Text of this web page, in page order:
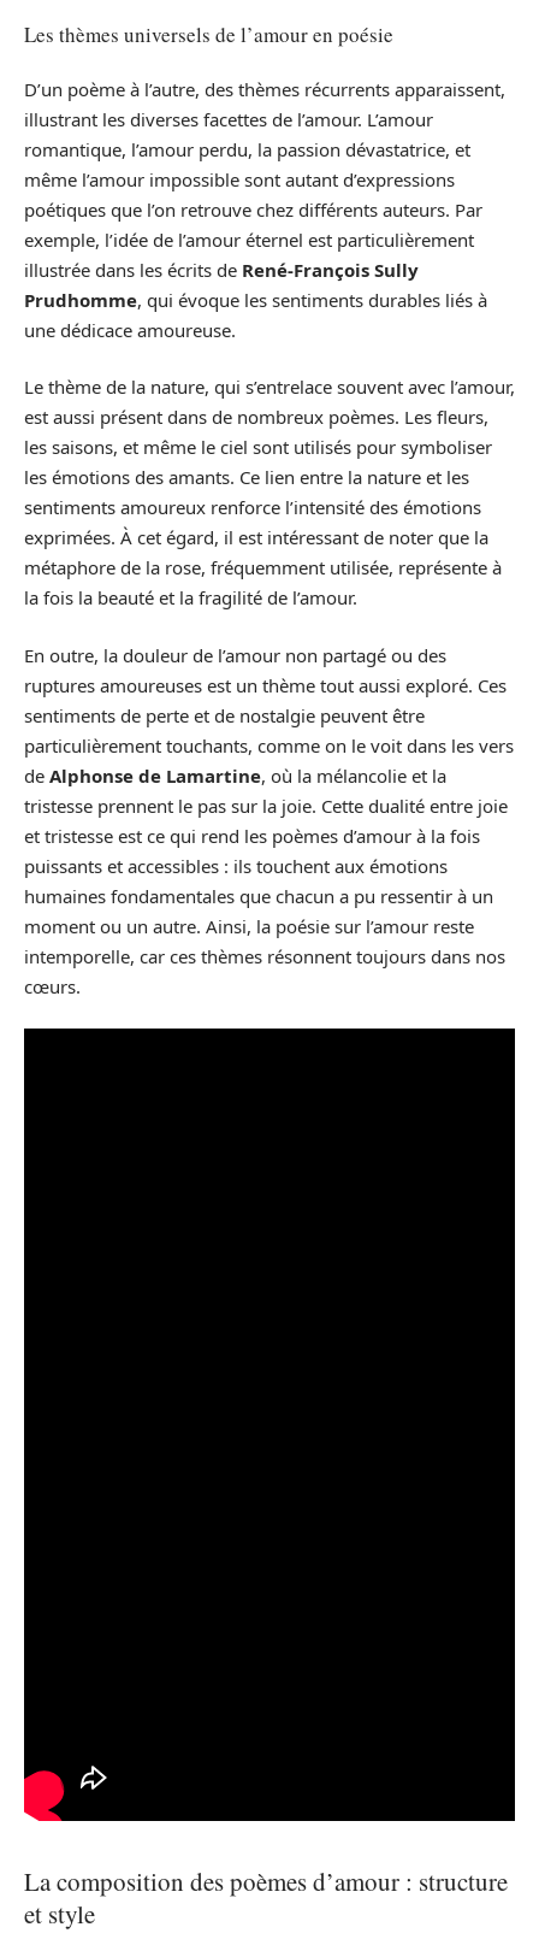
Les thèmes universels de l’amour en poésie
D’un poème à l’autre, des thèmes récurrents apparaissent,
illustrant les diverses facettes de l’amour. L’amour
romantique, l’amour perdu, la passion dévastatrice, et
même l’amour impossible sont autant d’expressions
poétiques que l’on retrouve chez différents auteurs. Par
exemple, l’idée de l’amour éternel est particulièrement
illustrée dans les écrits de René-François Sully
Prudhomme, qui évoque les sentiments durables liés à
une dédicace amoureuse.
Le thème de la nature, qui s’entrelace souvent avec l’amour,
est aussi présent dans de nombreux poèmes. Les fleurs,
les saisons, et même le ciel sont utilisés pour symboliser
les émotions des amants. Ce lien entre la nature et les
sentiments amoureux renforce l’intensité des émotions
exprimées. À cet égard, il est intéressant de noter que la
métaphore de la rose, fréquemment utilisée, représente à
la fois la beauté et la fragilité de l’amour.
En outre, la douleur de l’amour non partagé ou des
ruptures amoureuses est un thème tout aussi exploré. Ces
sentiments de perte et de nostalgie peuvent être
particulièrement touchants, comme on le voit dans les vers
de Alphonse de Lamartine, où la mélancolie et la
tristesse prennent le pas sur la joie. Cette dualité entre joie
et tristesse est ce qui rend les poèmes d’amour à la fois
puissants et accessibles : ils touchent aux émotions
humaines fondamentales que chacun a pu ressentir à un
moment ou un autre. Ainsi, la poésie sur l’amour reste
intemporelle, car ces thèmes résonnent toujours dans nos
cœurs.
La composition des poèmes d’amour : structure
et style